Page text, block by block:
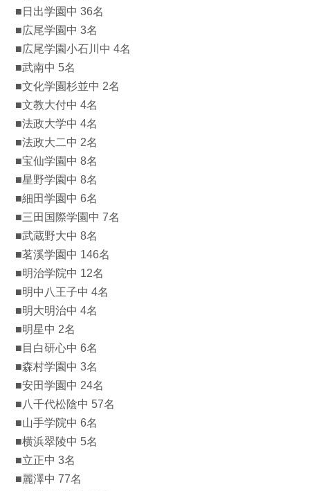
■日出学園中 36名
■広尾学園中 3名
■広尾学園小石川中 4名
■武南中 5名
■文化学園杉並中 2名
■文教大付中 4名
■法政大学中 4名
■法政大二中 2名
■宝仙学園中 8名
■星野学園中 8名
■細田学園中 6名
■三田国際学園中 7名
■武蔵野大中 8名
■茗溪学園中 146名
■明治学院中 12名
■明中八王子中 4名
■明大明治中 4名
■明星中 2名
■目白研心中 6名
■森村学園中 3名
■安田学園中 24名
■八千代松陰中 57名
■山手学院中 6名
■横浜翠陵中 5名
■立正中 3名
■麗澤中 77名